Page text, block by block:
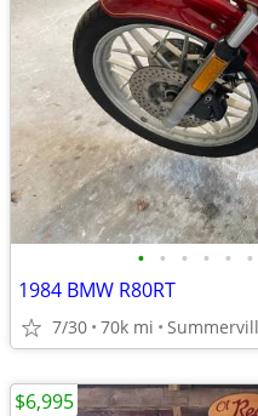
• • • • • •
1984 BMW R80RT
7/30 70k mi
$6,995